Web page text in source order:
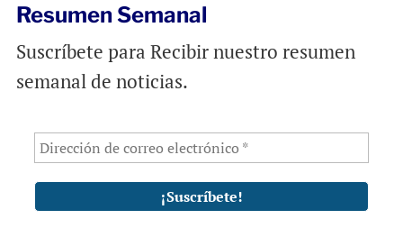
Resumen Semanal
Suscríbete para Recibir nuestro resumen
semanal de noticias.